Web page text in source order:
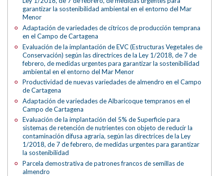
garantizar la sostenibilidad ambiental en el entorno del Mar
Menor
Adaptación de variedades de cítricos de producción temprana
en el Campo de Cartagena
Evaluación de la implantación de EVC (Estructuras Vegetales de
Conservación) según las directrices de la Ley 1/2018, de 7 de
febrero, de medidas urgentes para garantizar la sostenibilidad
ambiental en el entorno del Mar Menor
Productividad de nuevas variedades de almendro en el Campo
de Cartagena
Adaptación de variedades de Albaricoque tempranos en el
Campo de Cartagena
Evaluación de la implantación del 5% de Superficie para
sistemas de retención de nutrientes con objeto de reducir la
contaminación difusa agraria, según las directrices de la Ley
1/2018, de 7 de febrero, de medidas urgentes para garantizar
la sostenibilidad
Parcela demostrativa de patrones francos de semillas de
almendro